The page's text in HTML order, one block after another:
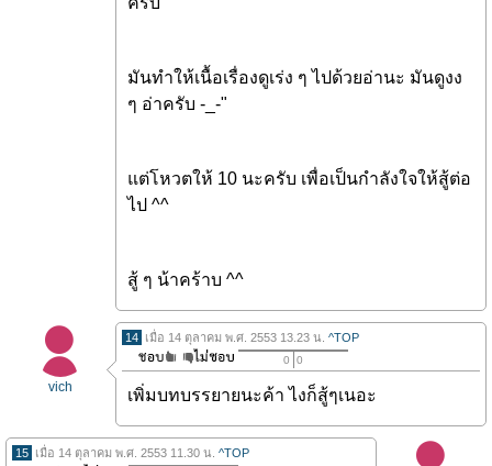
มันทำให้เนื้อเรื่องดูเร่ง ๆ ไปด้วยอ่านะ มันดูงง
ๆ อ่าครับ -_-"
แต่โหวตให้ 10 นะครับ เพื่อเป็นกำลังใจให้สู้ต่อ
ไป ^^
สู้ ๆ น้าคร้าบ ^^
vich
14 เมื่อ 14 ตุลาคม พ.ศ. 2553 13.23 น. ^TOP
0 0
เพิ่มบทบรรยายนะค้า ไงก็สู้ๆเนอะ
15 เมื่อ 14 ตุลาคม พ.ศ. 2553 11.30 น. ^TOP